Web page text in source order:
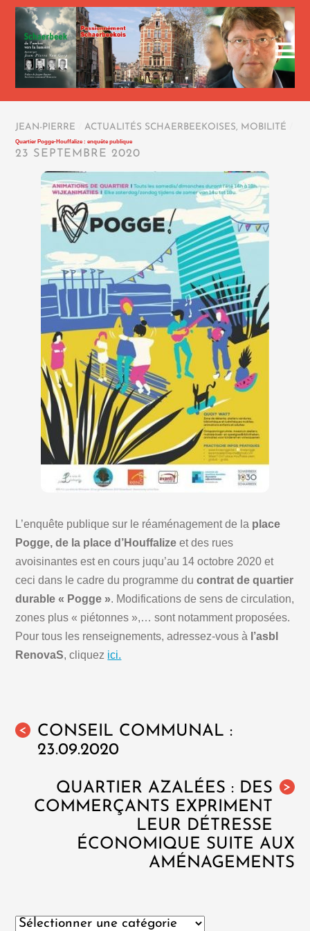
JEAN-PIERRE ACTUALITÉS SCHAERBEEKOISES, MOBILITÉ
Quartier Pogge-Houffalize : enquête publique
23 SEPTEMBRE 2020
L’enquête publique sur le réaménagement de la place
Pogge, de la place d’Houffalize et des rues
avoisinantes est en cours juqu’au 14 octobre 2020 et
ceci dans le cadre du programme ducontrat de quartier
durable « Pogge ». Modifications de sens de circulation,
zones plus « piétonnes »,… sont notamment proposées.
Pour tous les renseignements, adressez-vous à l’asbl
RenovaS, cliquez ici.
<
CONSEIL COMMUNAL :
23.09.2020
>
QUARTIER AZALÉES : DES
COMMERÇANTS EXPRIMENT
LEUR DÉTRESSE
ÉCONOMIQUE SUITE AUX
AMÉNAGEMENTS
Catégories